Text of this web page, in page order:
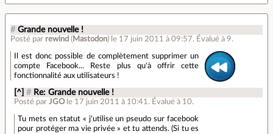
# Grande nouvelle !
Posté par rewind ( Mastodon) le 17 juin 2011 à 09:57. Évalué à 9.
Il est donc possible de complètement supprimer un
compte Facebook... Reste plus qu'à offrir cette
fonctionnalité aux utilisateurs !
[^] # Re: Grande nouvelle !
Posté parJGO le 17 juin 2011 à 10:41. Évalué à 10.
Tu mets en statut « j'utilise un pseudo sur facebook
pour protéger ma vie privée » et tu attends. (Si tu es